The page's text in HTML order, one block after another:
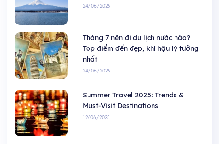
24/06/2025
Tháng 7 nên đi du lịch nước nào?
Top điểm đến đẹp, khí hậu lý tưởng
nhất
24/06/2025
Summer Travel 2025: Trends &
Must-Visit Destinations
12/06/2025